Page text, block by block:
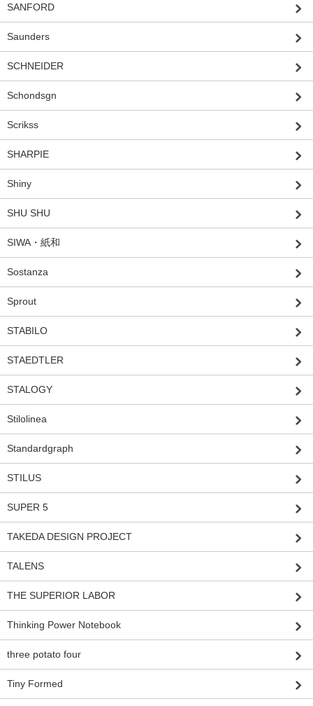
SANFORD
Saunders
SCHNEIDER
Schondsgn
Scrikss
SHARPIE
Shiny
SHU SHU
SIWA・紙和
Sostanza
Sprout
STABILO
STAEDTLER
STALOGY
Stilolinea
Standardgraph
STILUS
SUPER 5
TAKEDA DESIGN PROJECT
TALENS
THE SUPERIOR LABOR
Thinking Power Notebook
three potato four
Tiny Formed